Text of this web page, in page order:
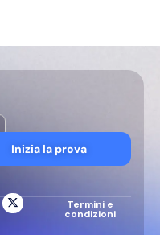
Inizia la prova
Termini e
condizioni